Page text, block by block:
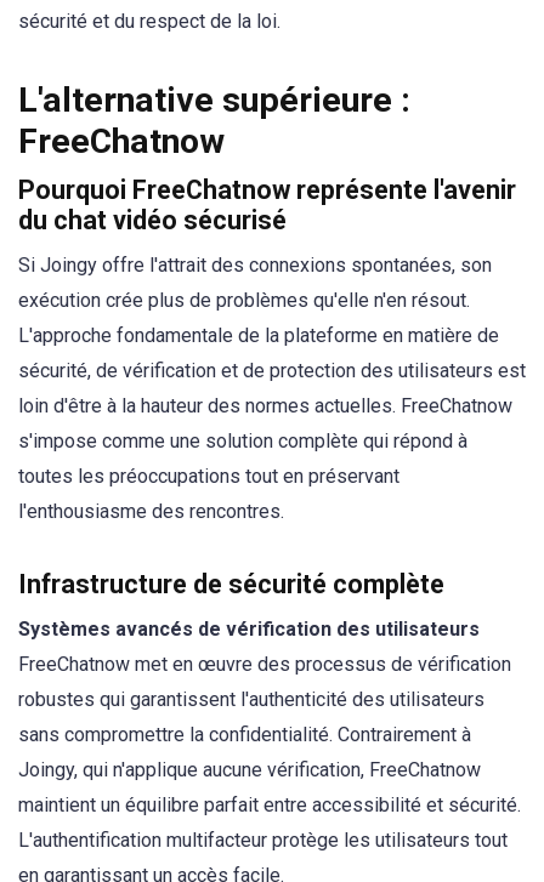
sécurité et du respect de la loi.
L'alternative supérieure :
FreeChatnow
Pourquoi FreeChatnow représente l'avenir
du chat vidéo sécurisé
Si Joingy offre l'attrait des connexions spontanées, son
exécution crée plus de problèmes qu'elle n'en résout.
L'approche fondamentale de la plateforme en matière de
sécurité, de vérification et de protection des utilisateurs est
loin d'être à la hauteur des normes actuelles. FreeChatnow
s'impose comme une solution complète qui répond à
toutes les préoccupations tout en préservant
l'enthousiasme des rencontres.
Infrastructure de sécurité complète
Systèmes avancés de vérification des utilisateurs
FreeChatnow met en œuvre des processus de vérification
robustes qui garantissent l'authenticité des utilisateurs
sans compromettre la confidentialité. Contrairement à
Joingy, qui n'applique aucune vérification, FreeChatnow
maintient un équilibre parfait entre accessibilité et sécurité.
L'authentification multifacteur protège les utilisateurs tout
en garantissant un accès facile.